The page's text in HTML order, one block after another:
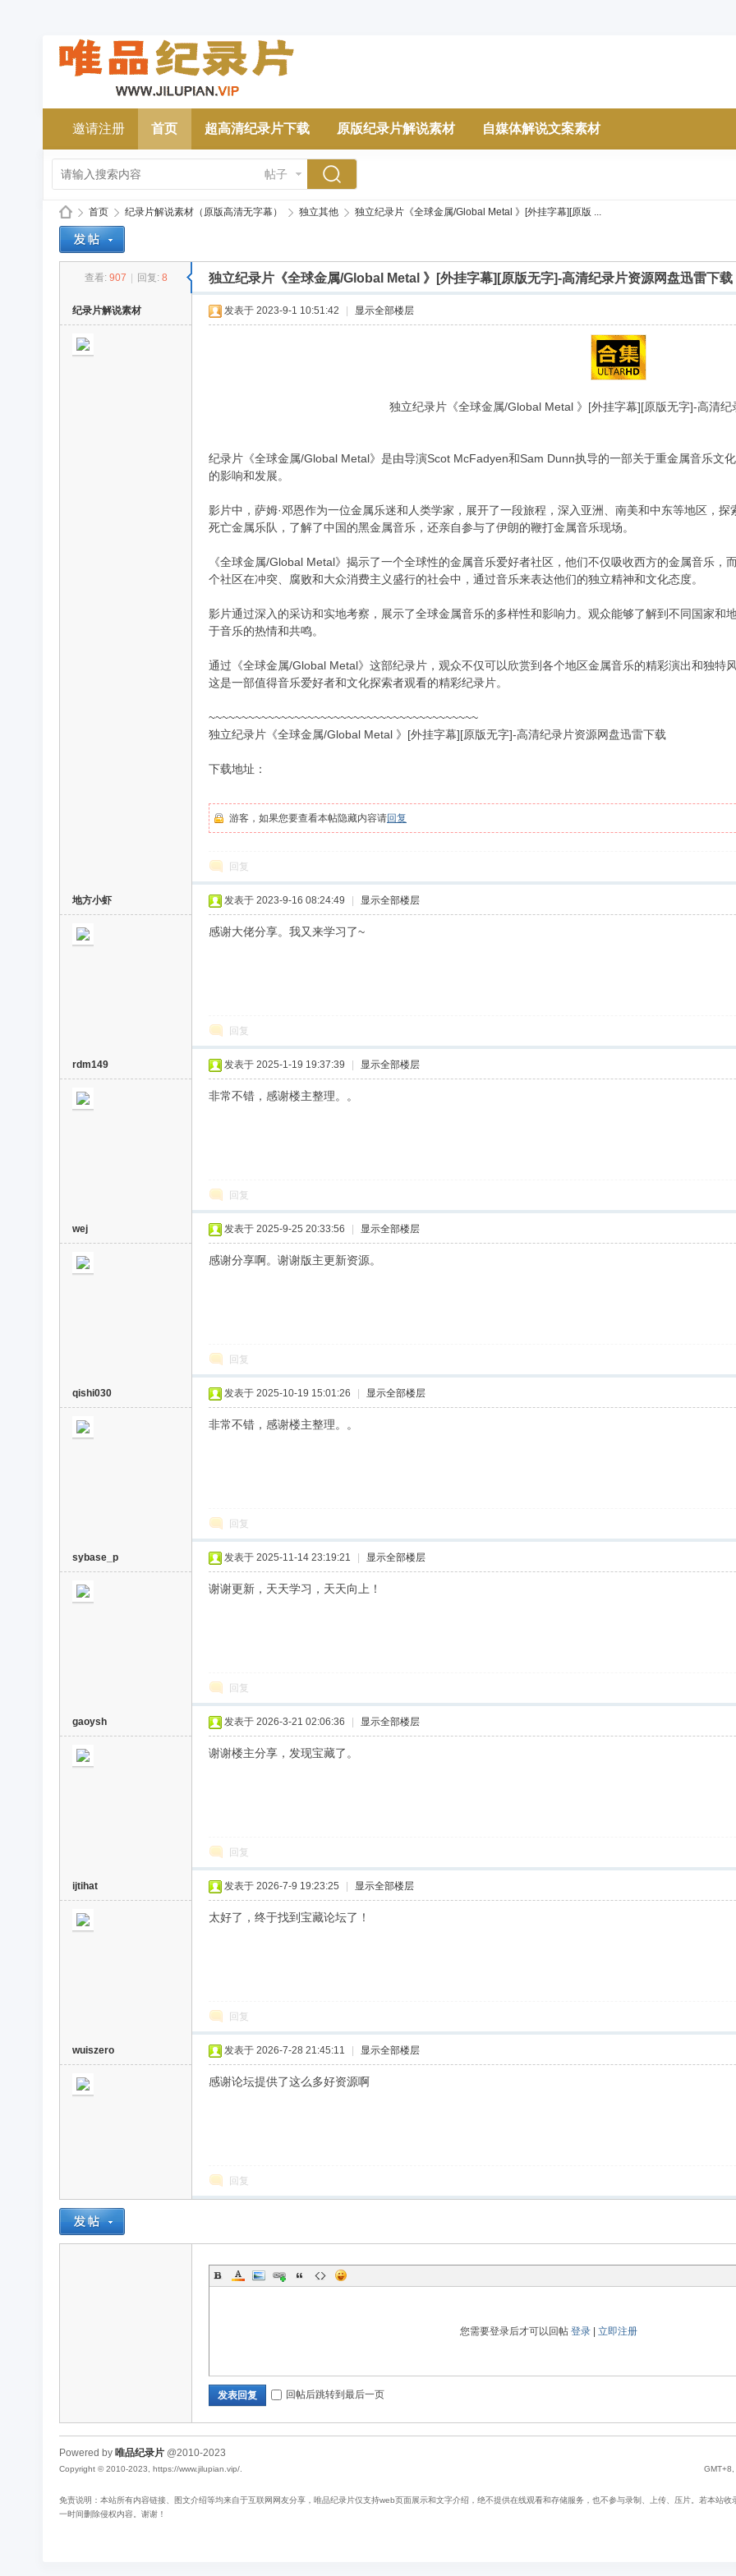
邀请注册 首页 超高清纪录片下载 原版纪录片解说素材 自媒体解说文案素材
帖子
首页
›
纪录片解说素材（原版高清无字幕）
›
独立其他
›
独立纪录片《全球金属/Global Metal 》[外挂字幕][原版 ...
查看: 907 回复: 8 独立纪录片《全球金属/Global Metal 》[外挂字幕][原版无字]-高清纪录片资源网盘迅雷下载
纪录片解说素材 发表于 2023-9-1 10:51:42 显示全部楼层
独立纪录片《全球金属/Global Metal 》[外挂字幕][原版无字]-高清纪
纪录片《全球金属/Global Metal》是由导演Scot McFadyen和Sam Dunn执导的一部关于重金属音乐文
的影响和发展。
影片中，萨姆·邓恩作为一位金属乐迷和人类学家，展开了一段旅程，深入亚洲、南美和中东等地区，
死亡金属乐队，了解了中国的黑金属音乐，还亲自参与了伊朗的鞭打金属音乐现场。
《全球金属/Global Metal》揭示了一个全球性的金属音乐爱好者社区，他们不仅吸收西方的金属音乐
个社区在冲突、腐败和大众消费主义盛行的社会中，通过音乐来表达他们的独立精神和文化态度。
影片通过深入的采访和实地考察，展示了全球金属音乐的多样性和影响力。观众能够了解到不同国家和
于音乐的热情和共鸣。
通过《全球金属/Global Metal》这部纪录片，观众不仅可以欣赏到各个地区金属音乐的精彩演出和独特
这是一部值得音乐爱好者和文化探索者观看的精彩纪录片。
~~~~~~~~~~~~~~~~~~~~~~~~~~~~~~~~~~~~~~~~~
独立纪录片《全球金属/Global Metal 》[外挂字幕][原版无字]-高清纪录片资源网盘迅雷下载
下载地址：
游客，如果您要查看本帖隐藏内容请回复
回复
地方小虾 发表于 2023-9-16 08:24:49 显示全部楼层
感谢大佬分享。我又来学习了~
回复
rdm149 发表于 2025-1-19 19:37:39 显示全部楼层
非常不错，感谢楼主整理。。
回复
wej 发表于 2025-9-25 20:33:56 显示全部楼层
感谢分享啊。谢谢版主更新资源。
回复
qishi030 发表于 2025-10-19 15:01:26 显示全部楼层
非常不错，感谢楼主整理。。
回复
sybase_p 发表于 2025-11-14 23:19:21 显示全部楼层
谢谢更新，天天学习，天天向上！
回复
gaoysh 发表于 2026-3-21 02:06:36 显示全部楼层
谢谢楼主分享，发现宝藏了。
回复
ijtihat 发表于 2026-7-9 19:23:25 显示全部楼层
太好了，终于找到宝藏论坛了！
回复
wuiszero 发表于 2026-7-28 21:45:11 显示全部楼层
感谢论坛提供了这么多好资源啊
回复
您需要登录后才可以回帖 登录| 立即注册
发表回复 回帖后跳转到最后一页
Powered by 唯品纪录片 @2010-2023
Copyright © 2010-2023, https://www.jilupian.vip/.
免责说明：本站所有内容链接、图文介绍等均来自于互联网网友分享，唯品纪录片仅支持web页面展示和文字介绍，绝不提供在线观看和存储服务，也不参与录制、上传、压片。若本站
一时间删除侵权内容。谢谢！